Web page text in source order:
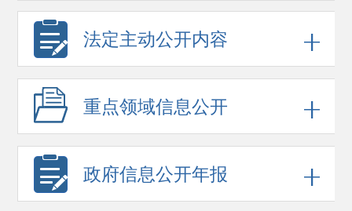
法定主动公开内容
重点领域信息公开
政府信息公开年报